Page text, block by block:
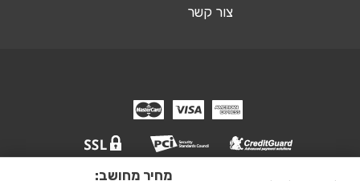
מחיר מחושב:
צור קשר
© כל הזכויות שמורות אופיסשופ ריהוט משרדי